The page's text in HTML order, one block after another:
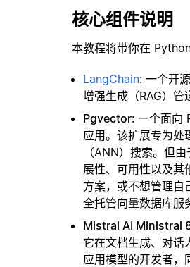
核心组件说明
本教程将带你在
LangChain: 一个开
增强生成（RAG）管
Pgvector: 一个面向
应用。该扩展专为处
（ANN）搜索。但
展性、可用性以及其
方案，或不想管理自
全托管向量数据库服
Mistral AI Ministral
它在文档生成、对话
应用模型的开发者，